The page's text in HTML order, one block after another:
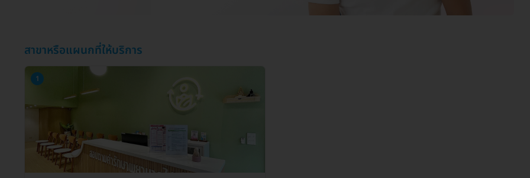
สาขาหรือแผนกที่ให้บริการ
1